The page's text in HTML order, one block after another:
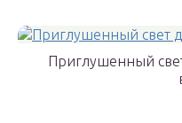
Приглушенный